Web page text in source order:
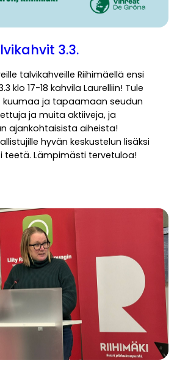
3.3.
talvikahveille Riihimäellä ensi
klo 17-18 kahvila Laurelliin! Tule
kuumaa ja tapaamaan seudun
ja muita aktiiveja, ja
ajankohtaisista aiheista!
hyvän keskustelun lisäksi
teetä. Lämpimästi tervetuloa!